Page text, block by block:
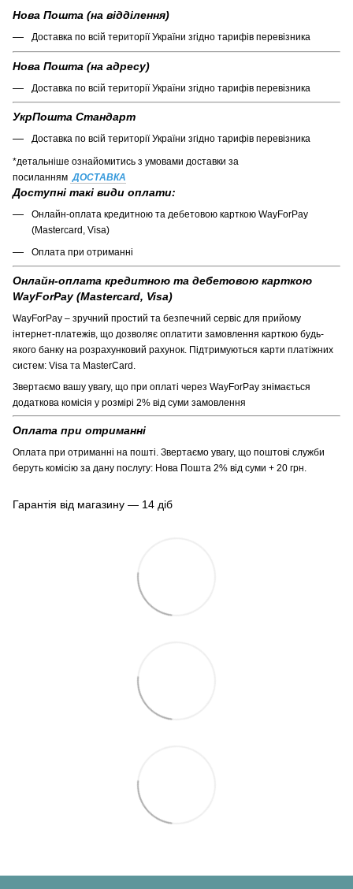
Нова Пошта (на відділення)
Доставка по всій території України згідно тарифів перевізника
Нова Пошта (на адресу)
Доставка по всій території України згідно тарифів перевізника
УкрПошта Стандарт
Доставка по всій території України згідно тарифів перевізника
*детальніше ознайомитись з умовами доставки за
посиланням ДОСТАВКА
Доступні такі види оплати:
Онлайн-оплата кредитною та дебетовою карткою WayForPay
(Mastercard, Visa)
Оплата при отриманні
Онлайн-оплата кредитною та дебетовою карткою
WayForPay (Mastercard, Visa)
WayForPay – зручний простий та безпечний сервіс для прийому
інтернет-платежів, що дозволяє оплатити замовлення карткою будь-
якого банку на розрахунковий рахунок. Підтримуються карти платіжних
систем: Visa та MasterCard.
Звертаємо вашу увагу, що при оплаті через WayForPay знімається
додаткова комісія у розмірі 2% від суми замовлення
Оплата при отриманні
Оплата при отриманні на пошті. Звертаємо увагу, що поштові служби
беруть комісію за дану послугу: Нова Пошта 2% від суми + 20 грн.
Гарантія від магазину — 14 діб